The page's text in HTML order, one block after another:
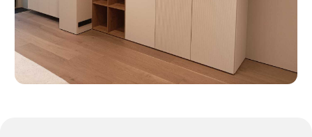
Мы — семейная компания «Мебель-Королей»!
С 2005 года производим мебель на заказ в Москве,
контролируя весь процесс — от проекта
до установки. За годы работы реализовали сотни
проектов, поэтому точно понимаем, как сделать
мебель, которая будет удобной в использовании
и прослужит долгие годы. Подходим к задаче
системно: учитываем планировку, потребности
и бюджет клиента. Перед запуском показываем